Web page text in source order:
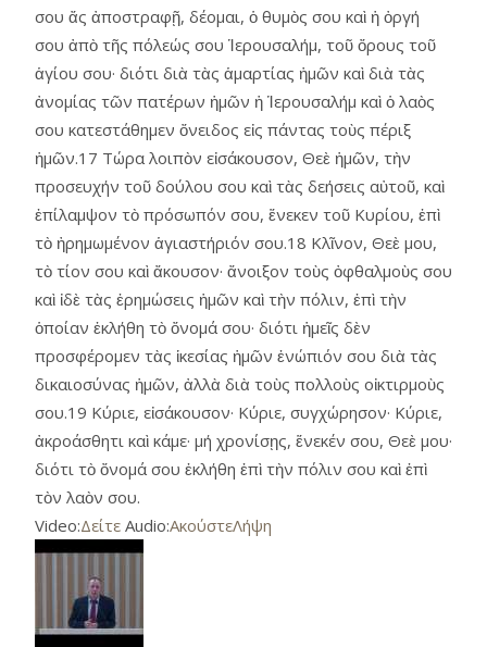
σου ἄς ἀποστραφῇ, δέομαι, ὁ θυμὸς σου καὶ ἡ ὀργή
σου ἀπὸ τῆς πόλεώς σου Ἱερουσαλήμ, τοῦ ὄρους τοῦ
ἁγίου σου· διότι διὰ τὰς ἁμαρτίας ἡμῶν καὶ διὰ τὰς
ἀνομίας τῶν πατέρων ἡμῶν ἡ Ἱερουσαλήμ καὶ ὁ λαὸς
σου κατεστάθημεν ὄνειδος εἰς πάντας τοὺς πέριξ
ἡμῶν.17 Τώρα λοιπὸν εἰσάκουσον, Θεὲ ἡμῶν, τὴν
προσευχήν τοῦ δούλου σου καὶ τὰς δεήσεις αὐτοῦ, καὶ
ἐπίλαμψον τὸ πρόσωπόν σου, ἕνεκεν τοῦ Κυρίου, ἐπὶ
τὸ ἠρημωμένον ἁγιαστήριόν σου.18 Κλῖνον, Θεὲ μου,
τὸ τίον σου καὶ ἄκουσον· ἄνοιξον τοὺς ὀφθαλμοὺς σου
καὶ ἰδὲ τὰς ἐρημώσεις ἡμῶν καὶ τὴν πόλιν, ἐπὶ τὴν
ὁποίαν ἐκλήθη τὸ ὄνομά σου· διότι ἡμεῖς δὲν
προσφέρομεν τὰς ἱκεσίας ἡμῶν ἐνώπιόν σου διὰ τὰς
δικαιοσύνας ἡμῶν, ἀλλὰ διὰ τοὺς πολλοὺς οἰκτιρμοὺς
σου.19 Κύριε, εἰσάκουσον· Κύριε, συγχώρησον· Κύριε,
ἀκροάσθητι καὶ κάμε· μή χρονίσῃς, ἕνεκέν σου, Θεὲ μου·
διότι τὸ ὄνομά σου ἐκλήθη ἐπὶ τὴν πόλιν σου καὶ ἐπὶ
τὸν λαὸν σου.
Video:Δείτε Audio:ΑκούστεΛήψη